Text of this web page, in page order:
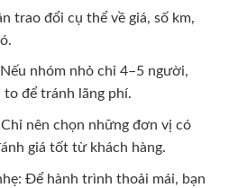
trao đổi cụ thể về giá, số km,
nhóm nhỏ chỉ 4–5 người,
to để tránh lãng phí.
nên chọn những đơn vị có
giá tốt từ khách hàng.
Để hành trình thoải mái, bạn